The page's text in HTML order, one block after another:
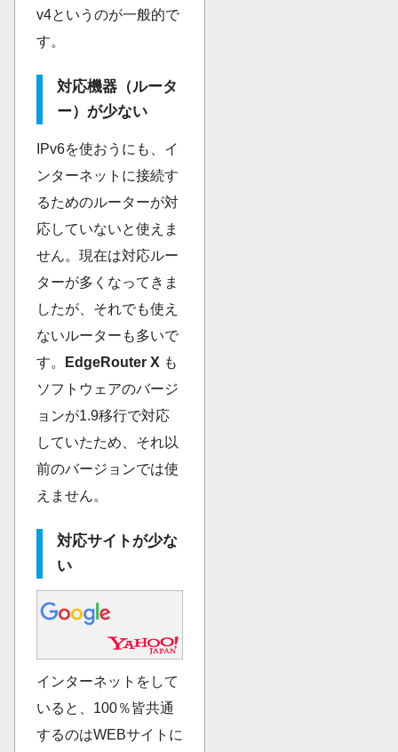
v4というのが一般的で
す。
対応機器（ルータ
ー）が少ない
IPv6を使おうにも、イ
ンターネットに接続す
るためのルーターが対
応していないと使えま
せん。現在は対応ルー
ターが多くなってきま
したが、それでも使え
ないルーターも多いで
す。
EdgeRouter X も
ソフトウェアのバージ
ョンが1.9移行で対応
していたため、それ以
前のバージョンでは使
えません。
対応サイトが少な
い
インターネットをして
いると、100％皆共通
するのはWEBサイトに